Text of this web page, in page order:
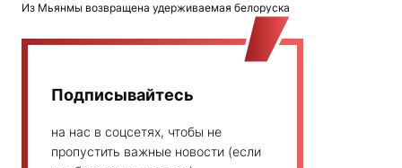
Из Мьянмы возвращена удерживаемая белоруска
Подписывайтесь
на нас в соцсетях, чтобы не
пропустить важные новости (если